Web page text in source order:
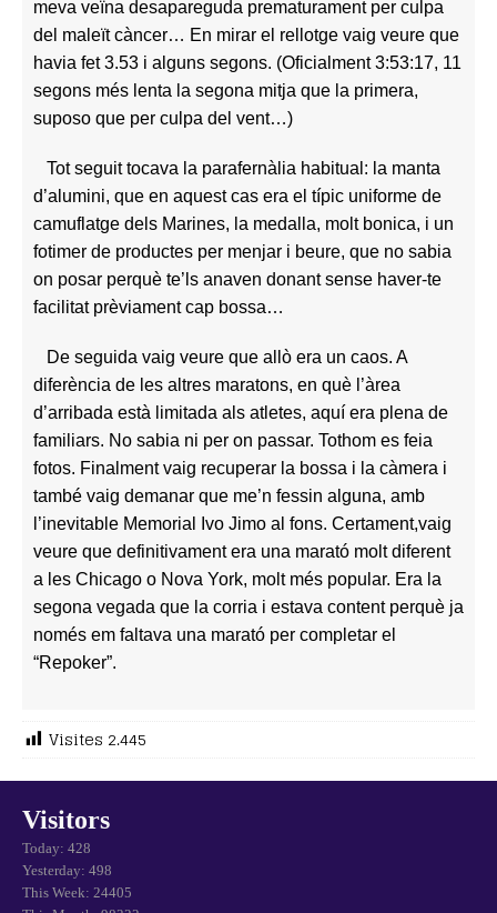
meva veïna desapareguda prematurament per culpa
del maleït càncer… En mirar el rellotge vaig veure que
havia fet 3.53 i alguns segons. (Oficialment 3:53:17, 11
segons més lenta la segona mitja que la primera,
suposo que per culpa del vent…)
Tot seguit tocava la parafernàlia habitual: la manta
d’alumini, que en aquest cas era el típic uniforme de
camuflatge dels Marines, la medalla, molt bonica, i un
fotimer de productes per menjar i beure, que no sabia
on posar perquè te’ls anaven donant sense haver-te
facilitat prèviament cap bossa…
De seguida vaig veure que allò era un caos. A
diferència de les altres maratons, en què l’àrea
d’arribada està limitada als atletes, aquí era plena de
familiars. No sabia ni per on passar. Tothom es feia
fotos. Finalment vaig recuperar la bossa i la càmera i
també vaig demanar que me’n fessin alguna, amb
l’inevitable Memorial Ivo Jimo al fons. Certament,vaig
veure que definitivament era una marató molt diferent
a les Chicago o Nova York, molt més popular. Era la
segona vegada que la corria i estava content perquè ja
només em faltava una marató per completar el
“Repoker”.
Visites 2.445
Visitors
Today: 428
Yesterday: 498
This Week: 24405